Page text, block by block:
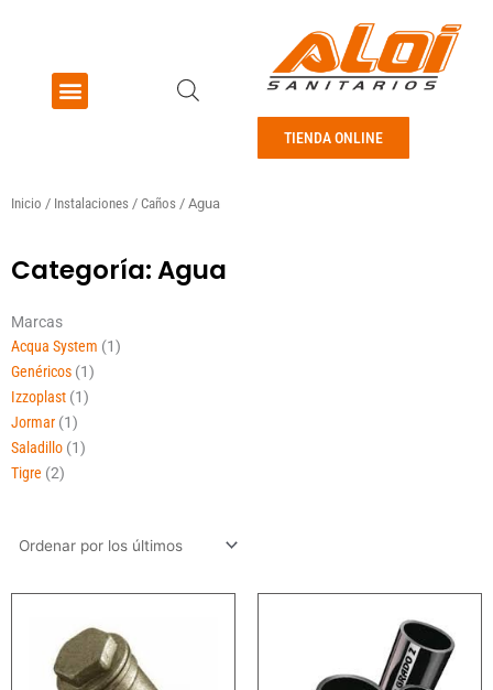
Menu
TIENDA ONLINE
Inicio / Instalaciones / Caños / Agua
Categoría: Agua
Marcas
Acqua System (1)
Genéricos (1)
Izzoplast (1)
Jormar (1)
Saladillo (1)
Tigre (2)